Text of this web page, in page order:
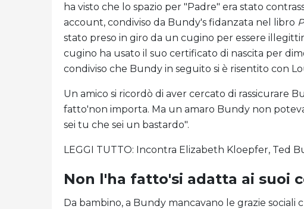
ha visto che lo spazio per "Padre" era stato
account, condiviso da Bundy's fidanzata nel libro
stato preso in giro da un cugino per essere
cugino ha usato il suo certificato di nascita per
condiviso che Bundy in seguito si è risentito con
Un amico si ricordò di aver cercato di rassicurare
fatto'non importa. Ma un amaro Bundy non
sei tu che sei un bastardo".
LEGGI TUTTO: Incontra Elizabeth Kloepfer, Ted
Non l'ha fatto'si adatta ai suoi
Da bambino, a Bundy mancavano le grazie